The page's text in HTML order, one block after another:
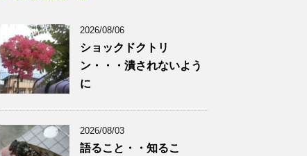
2026/08/06
ショックドクトリ
ン・・・潰されないよう
に
2026/08/03
語ること・・知るこ